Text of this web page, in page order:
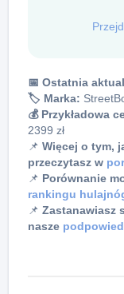
📅 Ostatnia
🏷️ Marka:
💰 Przykładowa
2399 zł
📌 Więcej o tym,
przeczytasz w
📌 Porównanie
rankingu
📌 Zastanawiasz
nasze